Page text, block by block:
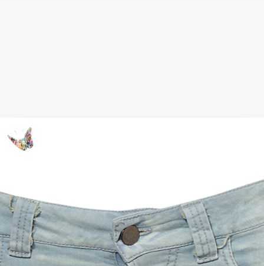
Look Baño: bikini retro